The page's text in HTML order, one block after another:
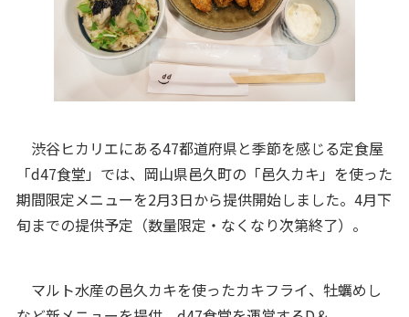
渋谷ヒカリエにある47都道府県と季節を感じる定食屋
「d47食堂」では、岡山県邑久町の「邑久カキ」を使った
期間限定メニューを2月3日から提供開始しました。4月下
旬までの提供予定（数量限定・なくなり次第終了）。
マルト水産の邑久カキを使ったカキフライ、牡蠣めし